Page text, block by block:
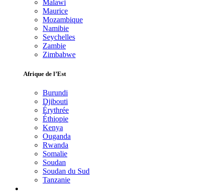
Malawi
Maurice
Mozambique
Namibie
Seychelles
Zambie
Zimbabwe
Afrique de l’Est
Burundi
Djibouti
Érythrée
Éthiopie
Kenya
Ouganda
Rwanda
Somalie
Soudan
Soudan du Sud
Tanzanie